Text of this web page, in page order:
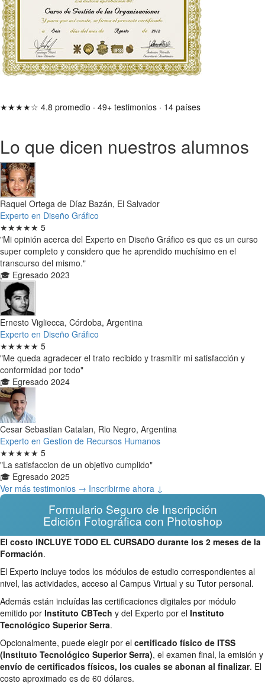
★★★★☆ 4.8 promedio · 49+ testimonios · 14 países
Lo que dicen nuestros alumnos
Raquel Ortega de Díaz Bazán, El Salvador
Experto en Diseño Gráfico
★★★★★ 5
"Mi opinión acerca del Experto en Diseño Gráfico es que es un curso
super completo y considero que he aprendido muchísimo en el
transcurso del mismo."
🎓 Egresado 2023
Ernesto Vigliecca, Córdoba, Argentina
Experto en Diseño Gráfico
★★★★★ 5
"Me queda agradecer el trato recibido y trasmitir mi satisfacción y
conformidad por todo"
🎓 Egresado 2024
Cesar Sebastian Catalan, Rio Negro, Argentina
Experto en Gestion de Recursos Humanos
★★★★★ 5
"La satisfaccion de un objetivo cumplido"
🎓 Egresado 2025
Ver más testimonios → Inscribirme ahora ↓
Formulario Seguro de Inscripción
Edición Fotográfica con Photoshop
El costo INCLUYE TODO EL CURSADO durante los 2 meses de la
Formación.
El Experto incluye todos los módulos de estudio correspondientes al
nivel, las actividades, acceso al Campus Virtual y su Tutor personal.
Además están incluídas las certificaciones digitales por módulo
emitido por Instituto CBTech y del Experto por el Instituto
Tecnológico Superior Serra.
Opcionalmente, puede elegir por el certificado físico de ITSS
(Instituto Tecnológico Superior Serra), el examen final, la emisión y
envío de certificados físicos, los cuales se abonan al finalizar. El
costo aproximado es de 60 dólares.